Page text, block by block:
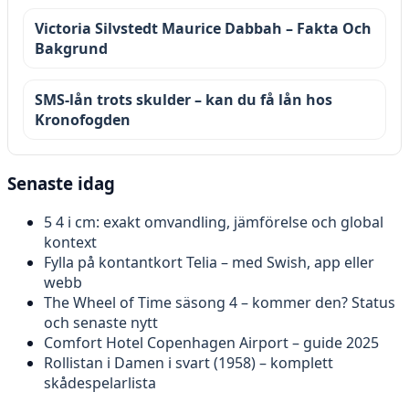
Victoria Silvstedt Maurice Dabbah – Fakta Och
Bakgrund
SMS-lån trots skulder – kan du få lån hos
Kronofogden
Senaste idag
5 4 i cm: exakt omvandling, jämförelse och global
kontext
Fylla på kontantkort Telia – med Swish, app eller
webb
The Wheel of Time säsong 4 – kommer den? Status
och senaste nytt
Comfort Hotel Copenhagen Airport – guide 2025
Rollistan i Damen i svart (1958) – komplett
skådespelarlista